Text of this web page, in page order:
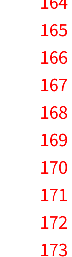
165
166
167
168
169
170
171
172
173